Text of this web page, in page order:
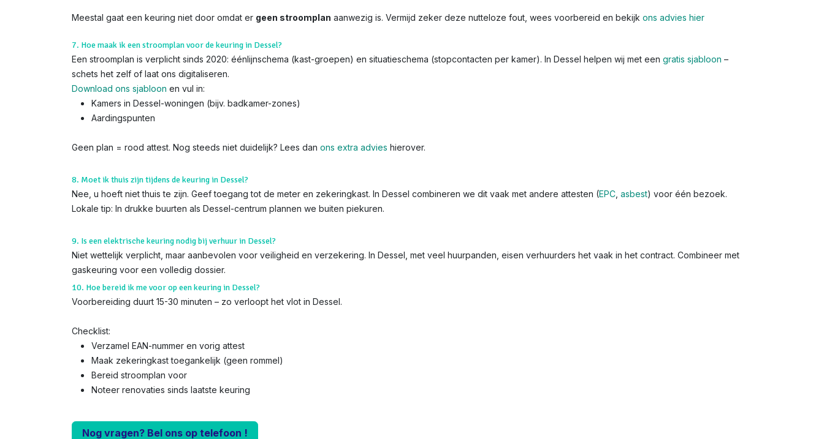
Meestal gaat een keuring niet door omdat er geen stroomplan aanwezig is. Vermijd zeker deze nutteloze fout, wees voorbereid en bekijk ons advies hier
7. Hoe maak ik een stroomplan voor de keuring in Dessel?
Een stroomplan is verplicht sinds 2020: éénlijnschema (kast-groepen) en situatieschema (stopcontacten per kamer). In Dessel helpen wij met een gratis sjabloon –
schets het zelf of laat ons digitaliseren.
Download ons sjabloon en vul in:
Kamers in Dessel-woningen (bijv. badkamer-zones)
Aardingspunten
Geen plan = rood attest. Nog steeds niet duidelijk? Lees dan ons extra advies hierover.
8. Moet ik thuis zijn tijdens de keuring in Dessel?
Nee, u hoeft niet thuis te zijn. Geef toegang tot de meter en zekeringkast. In Dessel combineren we dit vaak met andere attesten (EPC asbest) voor één bezoek.
Lokale tip: In drukke buurten als Dessel-centrum plannen we buiten piekuren.
9. Is een elektrische keuring nodig bij verhuur in Dessel?
Niet wettelijk verplicht, maar aanbevolen voor veiligheid en verzekering. In Dessel, met veel huurpanden, eisen verhuurders het vaak in het contract. Combineer met
gaskeuring voor een volledig dossier.
10. Hoe bereid ik me voor op een keuring in Dessel?
Voorbereiding duurt 15-30 minuten – zo verloopt het vlot in Dessel.
Checklist:
Verzamel EAN-nummer en vorig attest
Maak zekeringkast toegankelijk (geen rommel)
Bereid stroomplan voor
Noteer renovaties sinds laatste keuring
Nog vragen? Bel ons op telefoon !